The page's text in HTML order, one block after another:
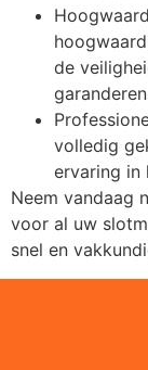
de
volledig
ervaring in
Neem vandaag
voor al uw
snel en